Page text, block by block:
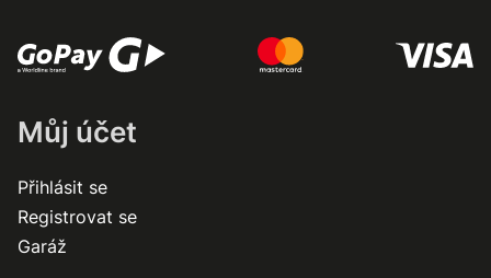
Můj účet
Přihlásit se
Registrovat se
Garáž